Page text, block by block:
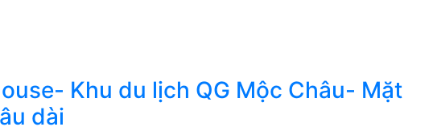
Khu du lịch QG Mộc Châu- Mặt
dài